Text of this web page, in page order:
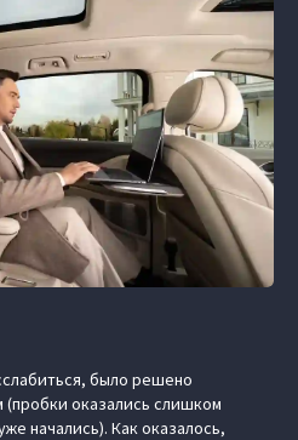
было решено
(пробки оказались слишком
начались). Как оказалось,